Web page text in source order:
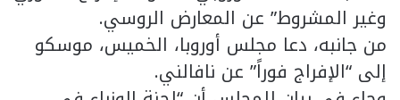
وغير المشروط” عن المعارض الروسي.
من جانبه، دعا مجلس أوروبا، الخميس، موسكو
إلى “الإفراج فوراً” عن نافالني.